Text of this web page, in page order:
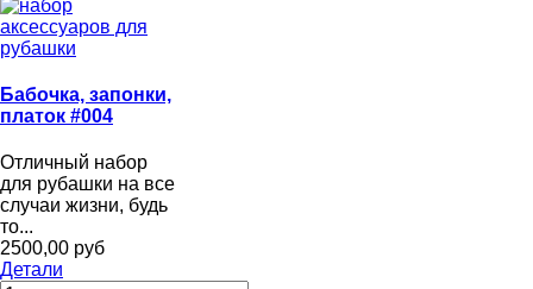
Бабочка, запонки,
платок #004
Отличный набор
для рубашки на все
случаи жизни, будь
то...
2500,00 руб
Детали